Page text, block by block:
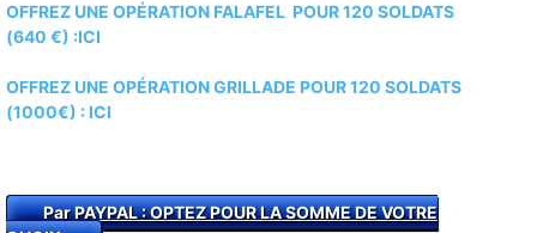
OFFREZ UNE OPÉRATION FALAFEL POUR 120 SOLDATS
(640 €) :ICI
OFFREZ UNE OPÉRATION GRILLADE POUR 120 SOLDATS
(1000€) : ICI
Par PAYPAL : OPTEZ POUR LA SOMME DE VOTRE